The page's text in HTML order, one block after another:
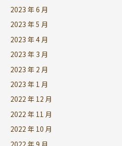
2023 年 6 月
2023 年 5 月
2023 年 4 月
2023 年 3 月
2023 年 2 月
2023 年 1 月
2022 年 12 月
2022 年 11 月
2022 年 10 月
2022 年 9 月